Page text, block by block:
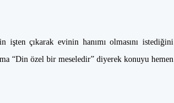
işten çıkarak evinin hanımı olmasını istediğini
“Din özel bir meseledir” diyerek konuyu hemen